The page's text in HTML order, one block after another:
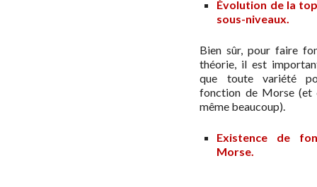
Évolution de la
sous-niveaux.
Bien sûr, pour faire
théorie, il est
que toute variété
fonction de Morse (et
même beaucoup).
Existence de
Morse.